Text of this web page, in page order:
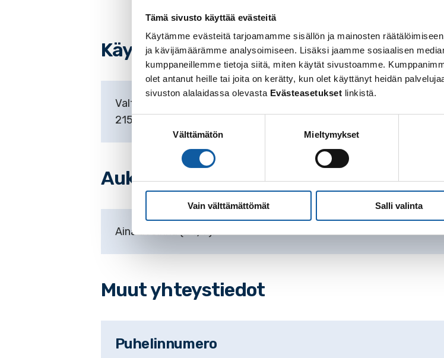
Tämä sivusto käyttää evästeitä
Käytämme evästeitä tarjoamamme sisällön ja mainosten
ja kävijämäärämme analysoimiseen. Lisäksi jaamme sosiaalisen
kumppaneillemme tietoja siitä, miten käytät sivustoamme.
olet antanut heille tai joita on kerätty, kun olet käyttänyt heidän
sivuston alalaidassa olevasta Evästeasetukset linkistä.
Suostumuksen
Välttämätön Mieltymykset
Vain välttämättömät Salli valinta
Käyntiosoitteet
Valtatie 589
21530 Paimio
Aukioloajat
Aina avoinna (24/7).
Muut yhteystiedot
Puhelinnumero